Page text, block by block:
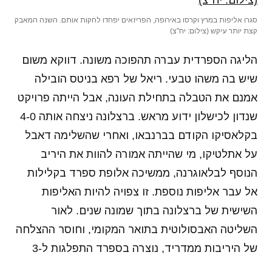
סגרו אליפות במרץ וקרסו באירופה, הפריזאים יפחדו לחקות אותם. השנה המאבק
קצת יותר עיקש (צילום: יח"צ)
הליגה הספרדית עברה תהפוכה משונה. דווקא משום
שיש בה משהו טבעי. ריאל של רפא בניטס הובילה
אמנם את הטבלה בתחילת העונה, אבל הייתה פרויקט
שנדון לכישלון ידוע מראש. ברצלונה ניצחה אותה 4-0
בקלאסיקו הקודם בברנבאו, ואחרי שהשלימה דאבל
על אתלטיקו, מי שהייתה אמורה להוות את היריב
הנוסף לבלאוגרנה, ממשיכה אלופת ספרד בקלילות
אל עבר אליפות נוספת. זו צפויה להיות האליפות
השישית של ברצלונה בתוך שמונה שנים. לאור
השליטה האבסולוטית בתואר המקומי, וחוסר ההצלחה
של היריבות ממדריד, נוצרה בספרד התפלגות ל-3